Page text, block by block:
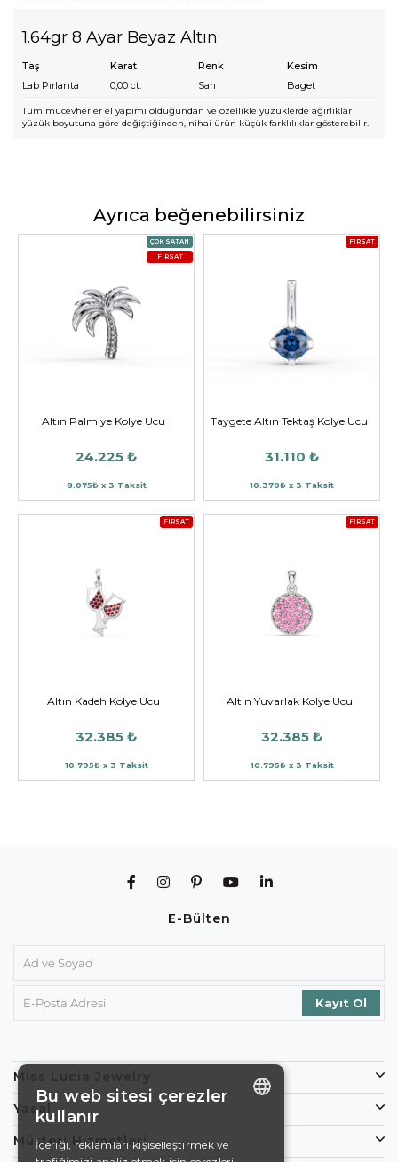
1.64gr 8 Ayar Beyaz Altın
Taş Karat Renk
Kesim
Lab Pırlanta
0,00 ct. Sarı Baget
Tüm mücevherler el yapımı olduğundan ve özellikle yüzüklerde ağırlıklar
yüzük boyutuna göre değiştiğinden, nihai ürün küçük farklılıklar gösterebilir.
Ayrıca beğenebilirsiniz
ÇOK SATAN
FIRSAT
Altın Palmiye Kolye Ucu
24.225 ₺
8.075₺ x 3 Taksit
FIRSAT
Taygete Altın Tektaş Kolye Ucu
31.110 ₺
10.370₺ x 3 Taksit
FIRSAT
Altın Kadeh Kolye Ucu
32.385 ₺
10.795₺ x 3 Taksit
FIRSAT
Altın Yuvarlak Kolye Ucu
32.385 ₺
10.795₺ x 3 Taksit
E-Bülten
Miss Lucia Jewelry
Yasal
Müşteri Hizmetleri
Bu web sitesi çerezler
kullanır
İçeriği, reklamları kişiselleştirmek ve